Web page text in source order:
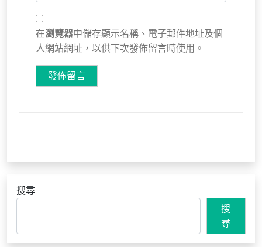
在瀏覽器中儲存顯示名稱、電子郵件地址及個
人網站網址，以供下次發佈留言時使用。
搜尋
搜
尋